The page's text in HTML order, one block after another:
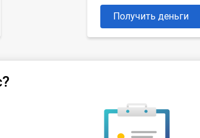
Получить деньги